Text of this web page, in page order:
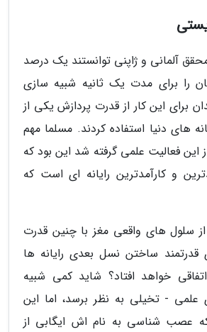
آلمانی و ژاپنی توانستند یک درصد
را برای مدت یک ثانیه شبیه سازی
برای این کار از قدرت پردازش یکی از
های دنیا استفاده کردند. مسلما مهم
این فعالیت علمی گرفته شد این بود که
و کارآمدترین رایانه ای است که
از سلول های واقعی مغز با چنین قدرت
قدرتمند ساختن نسل بعدی رایانه ها
خواهد افتاد؟ شاید کمی شبیه
علمی - تخیلی به نظر برسد، اما این
عصب شناسی به نام اش ایگابی از